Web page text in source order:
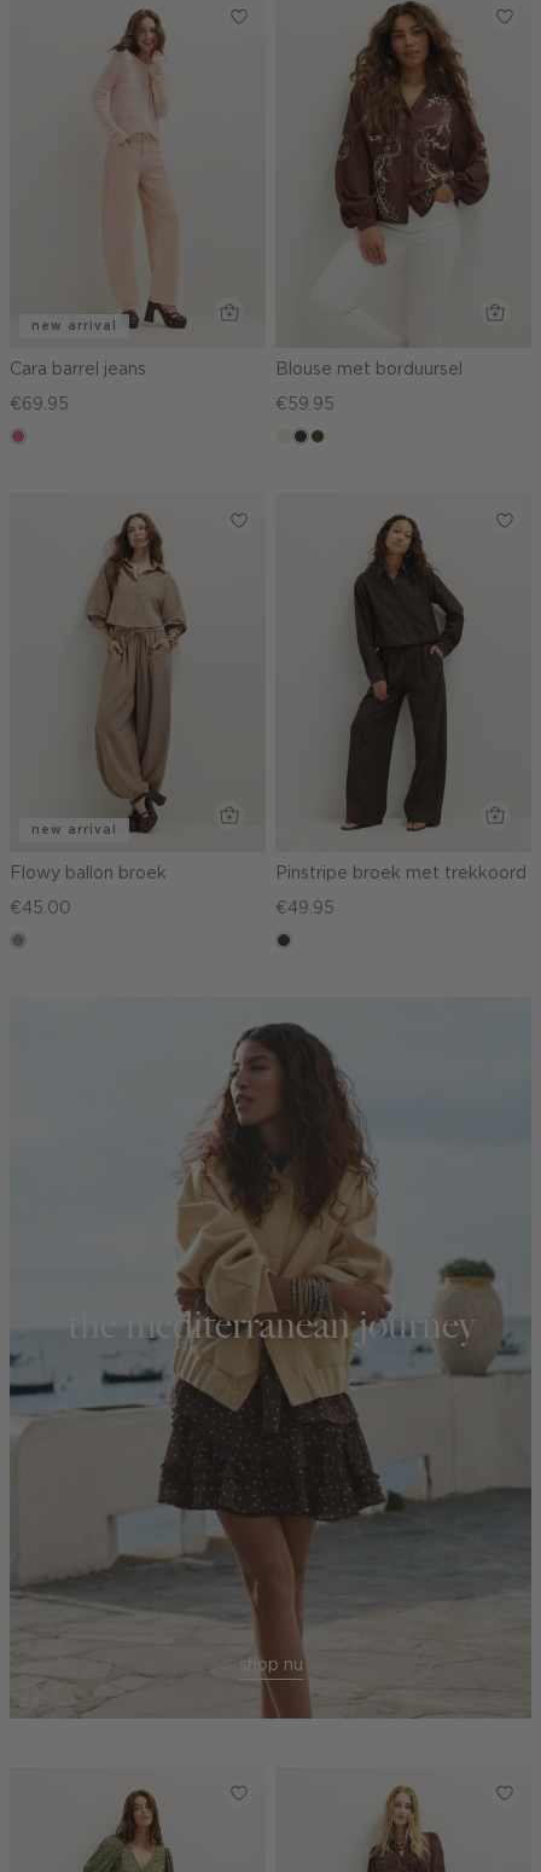
new arrival
Cara barrel jeans
€69.95
rose,
Blouse met borduursel
€59.95
ecru
choco,
groen,
new arrival
Flowy ballon broek
€45.00
taupe,
Pinstripe broek met trekkoord
€49.95
choco
the mediterranean journey
shop nu